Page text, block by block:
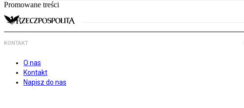
Promowane treści
KONTAKT
O nas
Kontakt
Napisz do nas